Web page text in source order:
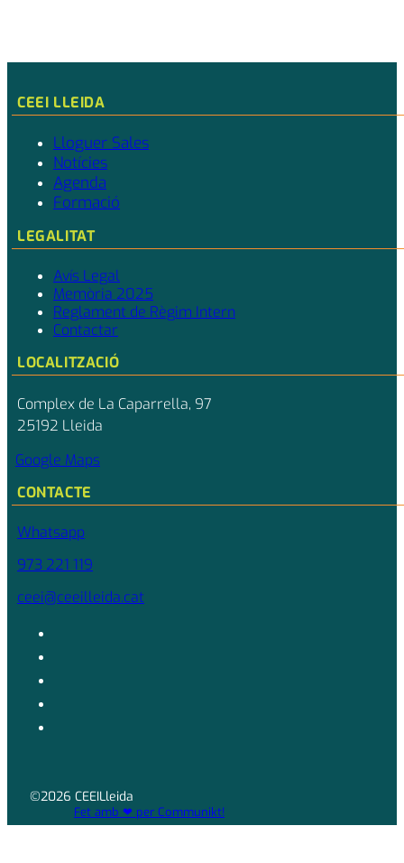
CEEI LLEIDA
Lloguer Sales
Notícies
Agenda
Formació
LEGALITAT
Avís Legal
Memòria 2025
Reglament de Règim Intern
Contactar
LOCALITZACIÓ
Complex de La Caparrella, 97
25192 Lleida
Google Maps
CONTACTE
Whatsapp
973 221 119
ceei@ceeilleida.cat
©2026 CEEILleida
Fet amb ❤ per Communikt!